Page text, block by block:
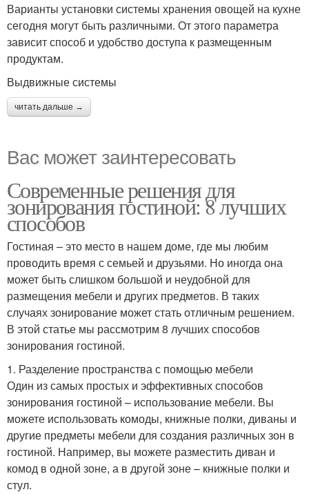
Варианты установки системы хранения овощей на кухне
сегодня могут быть различными. От этого параметра
зависит способ и удобство доступа к размещенным
продуктам.
Выдвижные системы
читать дальше →
Вас может заинтересовать
Современные решения для
зонирования гостиной: 8 лучших
способов
Гостиная – это место в нашем доме, где мы любим
проводить время с семьей и друзьями. Но иногда она
может быть слишком большой и неудобной для
размещения мебели и других предметов. В таких
случаях зонирование может стать отличным решением.
В этой статье мы рассмотрим 8 лучших способов
зонирования гостиной.
1. Разделение пространства с помощью мебели
Один из самых простых и эффективных способов
зонирования гостиной – использование мебели. Вы
можете использовать комоды, книжные полки, диваны и
другие предметы мебели для создания различных зон в
гостиной. Например, вы можете разместить диван и
комод в одной зоне, а в другой зоне – книжные полки и
стул.